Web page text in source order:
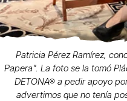
Patricia Pérez Ramírez,
Papera". La foto se la tomó
DETONA® a pedir apoyo
advertimos que no tenía